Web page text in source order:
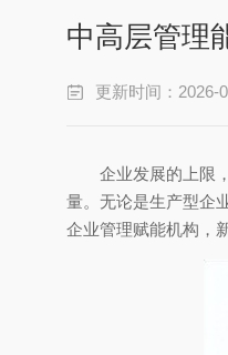
中高层管理
更新时间：2026-
企业发展的上限
量。无论是生产型企
企业管理赋能机构，